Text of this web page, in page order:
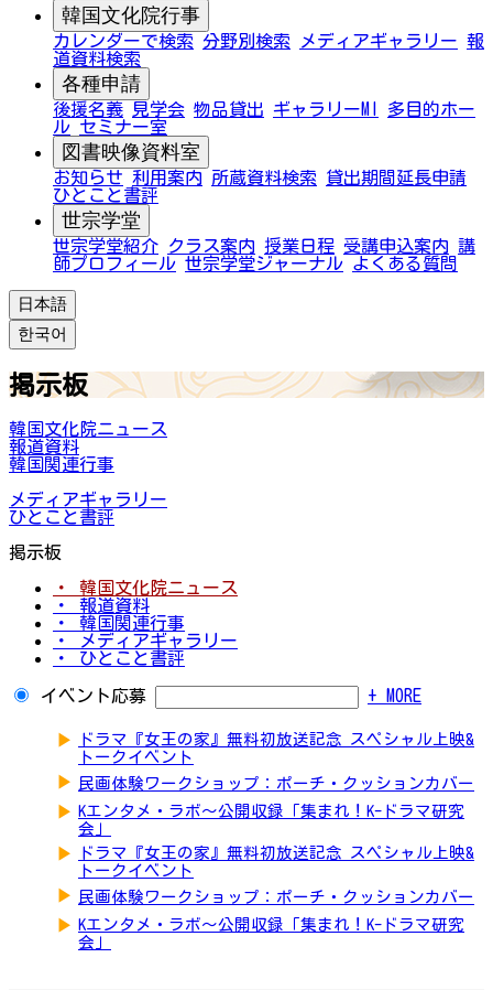
韓国文化院行事
カレンダーで検索 分野別検索 メディアギャラリー 報
道資料検索
各種申請
後援名義 見学会 物品貸出 ギャラリーMI
多目的ホー
ル セミナー室
図書映像資料室
お知らせ 利用案内 所蔵資料検索
貸出期間延長申請
ひとこと書評
世宗学堂
世宗学堂紹介 クラス案内 授業日程 受講申込案内 講
師プロフィール 世宗学堂ジャーナル よくある質問
日本語
한국어
掲示板
韓国文化院ニュース
報道資料
韓国関連行事
メディアギャラリー
ひとこと書評
掲示板
・ 韓国文化院ニュース
・ 報道資料
・ 韓国関連行事
・ メディアギャラリー
・ ひとこと書評
イベント応募 + MORE
▶
ドラマ『女王の家』無料初放送記念 スペシャル上映&
トークイベント
▶ 民画体験ワークショップ：ポーチ・クッションカバー
▶ Kエンタメ・ラボ～公開収録「集まれ！K-ドラマ研究
会」
▶
ドラマ『女王の家』無料初放送記念 スペシャル上映&
トークイベント
▶ 民画体験ワークショップ：ポーチ・クッションカバー
▶ Kエンタメ・ラボ～公開収録「集まれ！K-ドラマ研究
会」